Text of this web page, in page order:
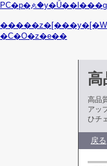
�����z�[���y�[�W
�C�O�z�e��
高
高品
アッ
ひチ
戻る